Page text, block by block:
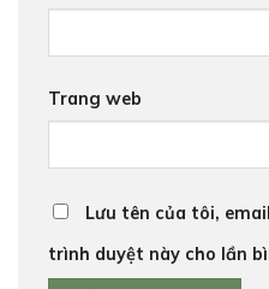
Trang web
Lưu tên của tôi,
trình duyệt này cho lần